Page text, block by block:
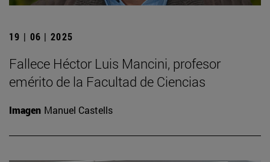
19 | 06 | 2025
Fallece Héctor Luis Mancini, profesor
emérito de la Facultad de Ciencias
Imagen Manuel Castells